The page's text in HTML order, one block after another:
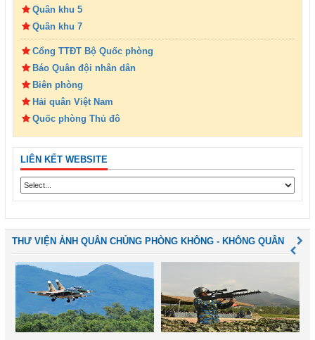
Quân khu 5
Quân khu 7
Cổng TTĐT Bộ Quốc phòng
Báo Quân đội nhân dân
Biên phòng
Hải quân Việt Nam
Quốc phòng Thủ đô
LIÊN KẾT WEBSITE
THƯ VIỆN ẢNH QUÂN CHỦNG PHÒNG KHÔNG - KHÔNG QUÂN